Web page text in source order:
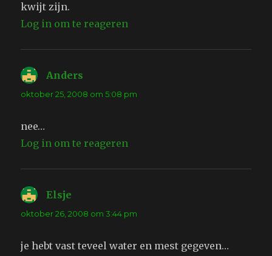
kwijt zijn.
Log in om te reageren
Anders
oktober 25, 2008 om 5:08 pm
nee…
Log in om te reageren
Elsje
oktober 26, 2008 om 3:44 pm
je hebt vast teveel water en mest gegeven…